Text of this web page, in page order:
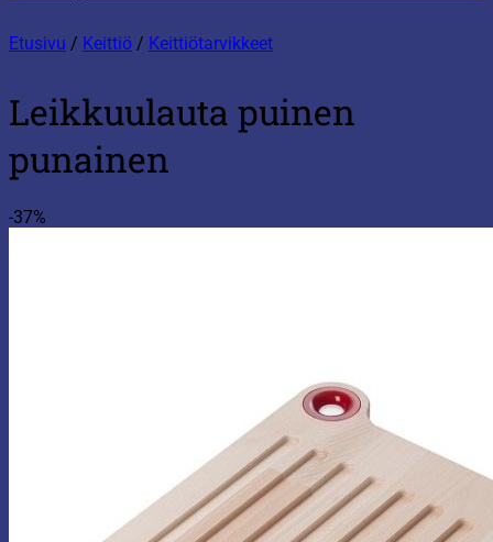
Etusivu / Keittiö / Keittiötarvikkeet
Leikkuulauta puinen
punainen
-37%